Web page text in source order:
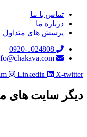
تماس با ما
درباره ما
پرسش های متداول
0920-1024808
info@chakava.com
Linkedin X-
سایت های ما